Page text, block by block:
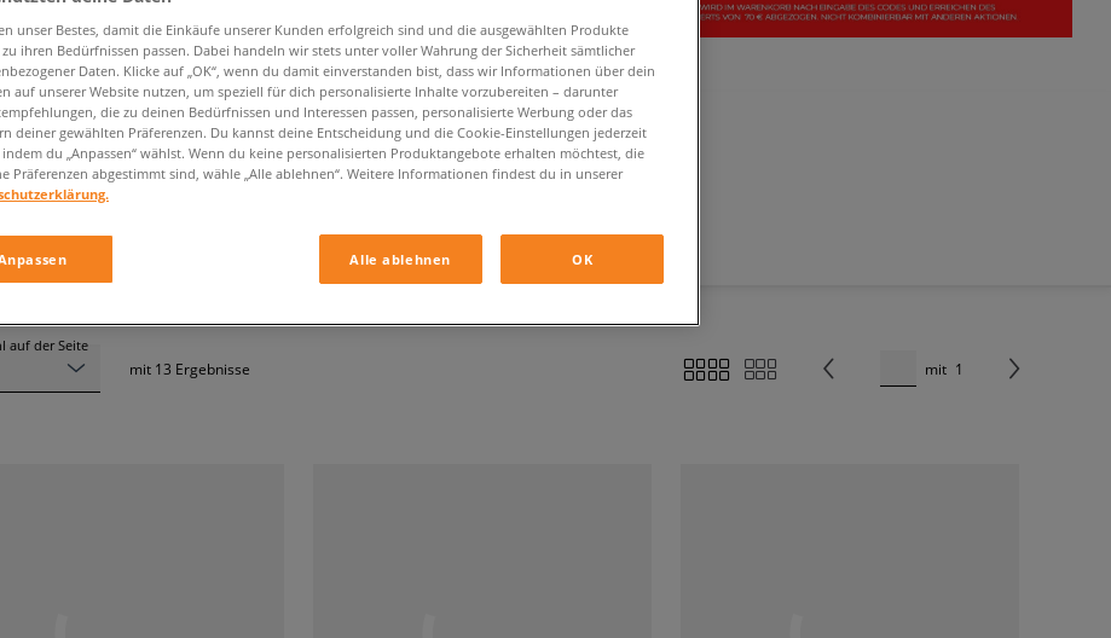
EASTPAK KINDER
auf der Seite
mit 13 Ergebnisse mit 1
Farbe
unser Bestes, damit die Einkäufe unserer Kunden erfolgreich sind und die ausgewählten Produkte
ihren Bedürfnissen passen. Dabei handeln wir stets unter voller Wahrung der Sicherheit sämtlicher
Daten. Klicke auf „OK“, wenn du damit einverstanden bist, dass wir Informationen über dein
auf unserer Website nutzen, um speziell für dich personalisierte Inhalte vorzubereiten – darunter
die zu deinen Bedürfnissen und Interessen passen, personalisierte Werbung oder das
deiner gewählten Präferenzen. Du kannst deine Entscheidung und die Cookie-Einstellungen jederzeit
du „Anpassen“ wählst. Wenn du keine personalisierten Produktangebote erhalten möchtest, die
Präferenzen abgestimmt sind, wähle „Alle ablehnen“. Weitere Informationen findest du in unserer
Alle ablehnen OK